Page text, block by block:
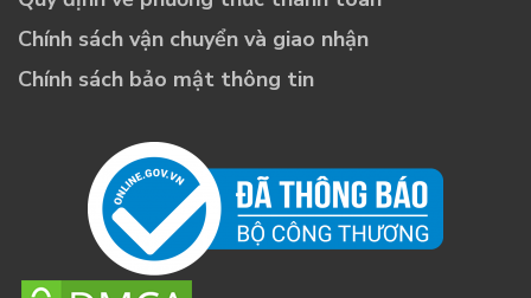
Chính sách vận chuyển và giao nhận
Chính sách bảo mật thông tin